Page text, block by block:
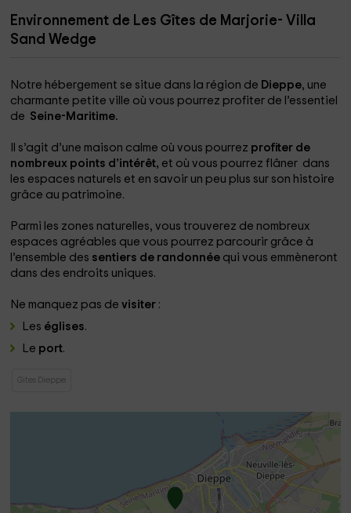
Environnement de Les Gîtes de Marjorie- Villa
Sand Wedge
Notre hébergement se situe dans la région de Dieppe, une
charmante petite ville où vous pourrez profiter de l’essentiel
de Seine-Maritime.
Il s’agit d’une maison calme où vous pourrez profiter de
nombreux points d’intérêt, et où vous pourrez flâner dans
les espaces naturels et en savoir un peu plus sur son histoire
grâce au patrimoine.
Parmi les zones naturelles, vous trouverez de nombreux
espaces agréables que vous pourrez parcourir grâce à
l’ensemble des sentiers de randonnée qui vous emmèneront
dans des endroits uniques.
Ne manquez pas devisiter :
Les églises.
Le port.
Gites Dieppe